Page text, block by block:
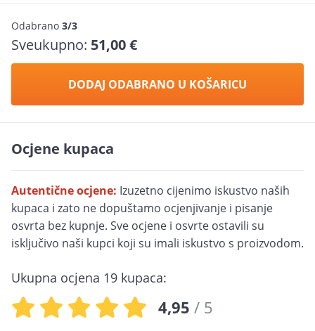
Odabrano 3/3
Sveukupno: 51,00 €
DODAJ ODABRANO U KOŠARICU
Ocjene kupaca
Autentične ocjene: Izuzetno cijenimo iskustvo naših
kupaca i zato ne dopuštamo ocjenjivanje i pisanje
osvrta bez kupnje. Sve ocjene i osvrte ostavili su
isključivo naši kupci koji su imali iskustvo s proizvodom.
Ukupna ocjena 19 kupaca:
4,95 / 5